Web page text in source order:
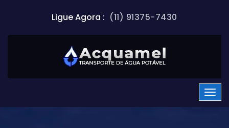
Ligue Agora : (11) 91375-7430